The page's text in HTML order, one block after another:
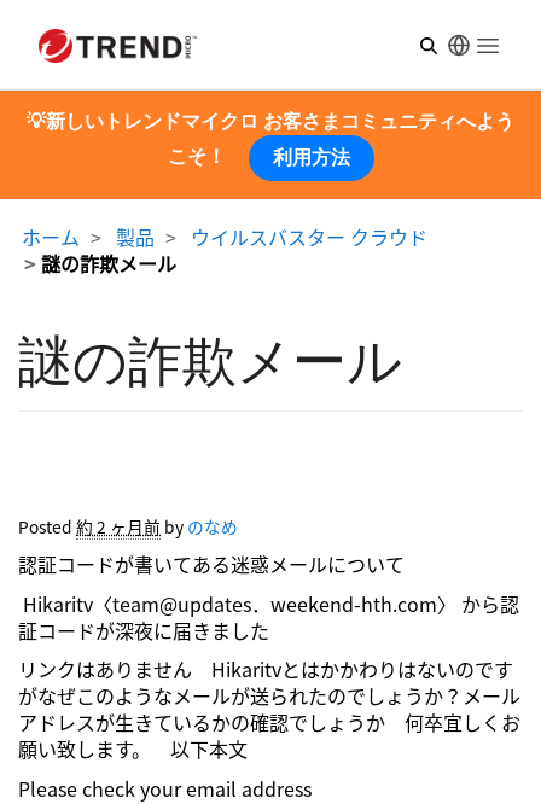
Open
💡新しいトレンドマイクロ お客さまコミュニティへよう
こそ！
利用方法
ホーム 製品
ウイルスバスター クラウド
謎の詐欺メール
謎の詐欺メール
Posted 約 2 ヶ月前 by のなめ
認証コードが書いてある迷惑メールについて
Hikaritv〈team@updates．weekend-hth.com〉 から認
証コードが深夜に届きました
リンクはありません Hikaritvとはかかわりはないのです
がなぜこのようなメールが送られたのでしょうか？メール
アドレスが生きているかの確認でしょうか 何卒宜しくお
願い致します。 以下本文
Please check your email address